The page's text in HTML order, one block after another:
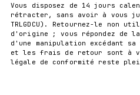
Vous disposez de 14 jours
rétracter, sans avoir à vous
TRLGDCU). Retournez-le non
d'origine ; vous répondez de
d'une manipulation excédant
et les frais de retour sont à
légale de conformité reste